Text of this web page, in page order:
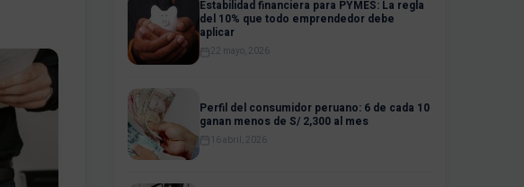
Estabilidad financiera para PYMES: La regla
del 10% que todo emprendedor debe
aplicar
22 mayo, 2026
Perfil del consumidor peruano: 6 de cada 10
ganan menos de S/ 2,300 al mes
16 abril, 2026